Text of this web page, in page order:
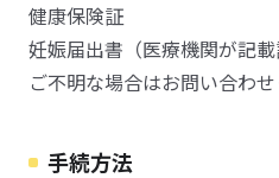
健康保険証
妊娠届出書（医療機関が記載
ご不明な場合はお問い合わせ
手続方法